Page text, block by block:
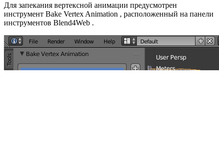
Для запекания вертексной анимации предусмотрен
инструмент Bake Vertex Animation , расположенный на панели
инструментов Blend4Web .